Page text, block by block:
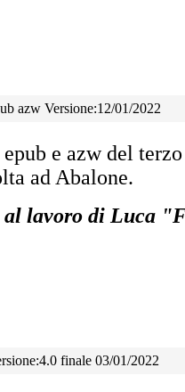
azw Versione:12/01/2022
e azw del
ad Abalone.
al lavoro di Luca
finale 03/01/2022